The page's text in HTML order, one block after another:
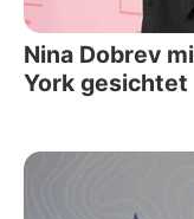
Nina Dobrev
York gesichtet